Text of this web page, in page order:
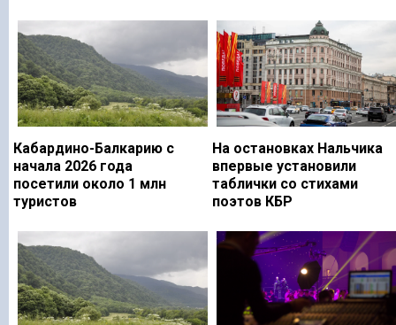
Кабардино-Балкарию с
начала 2026 года
посетили около 1 млн
туристов
На остановках Нальчика
впервые установили
таблички со стихами
поэтов КБР